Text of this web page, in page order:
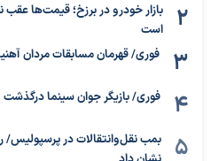
بازار خودرو در برزخ؛ قیمت‌ها عقب
است
فوری/ قهرمان مسابقات مردان
فوری/ بازیگر جوان سینما درگذشت
بمب نقل‌وانتقالات در پرسپولیس/